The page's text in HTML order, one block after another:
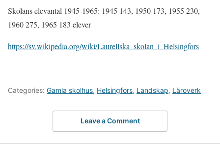
Skolans elevantal 1945-1965: 1945 143, 1950 173, 1955 230,
1960 275, 1965 183 elever
https://sv.wikipedia.org/wiki/Laurellska_skolan_i_Helsingfors
Categories: Gamla skolhus, Helsingfors, Landskap, Läroverk
Leave a Comment